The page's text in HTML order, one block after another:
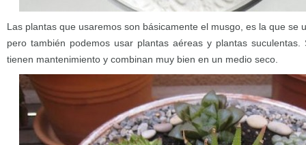
Las plantas que usaremos son básicamente el musgo, es la que se
pero también podemos usar plantas aéreas y plantas
tienen mantenimiento y combinan muy bien en un medio seco.